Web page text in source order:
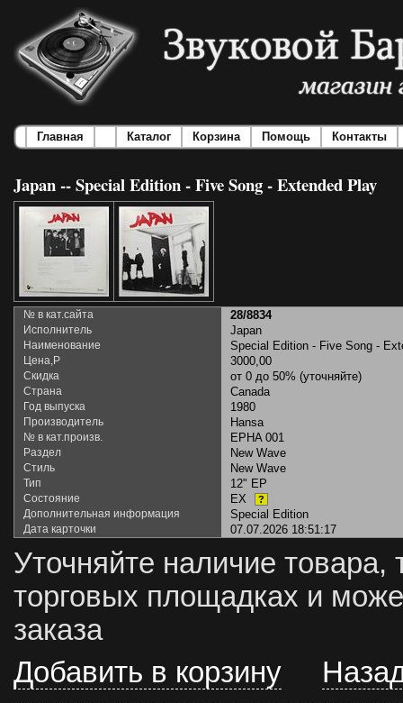
Главная Каталог Корзина Помощь Контакты
Japan -- Special Edition - Five Song - Extended Play
№ в кат.сайта 28/8834
Исполнитель Japan
Наименование Special Edition - Five Song -
Цена,Р 3000,00
Скидка от 0 до 50% (уточняйте)
Страна Canada
Год выпуска 1980
Производитель Hansa
№ в кат.произв. EPHA 001
Раздел New Wave
Стиль New Wave
Тип 12" EP
Состояние EX ?
Дополнительная информация Special Edition
Дата карточки 07.07.2026 18:51:17
Уточняйте наличие товара,
торговых площадках и
заказа
Добавить в корзину